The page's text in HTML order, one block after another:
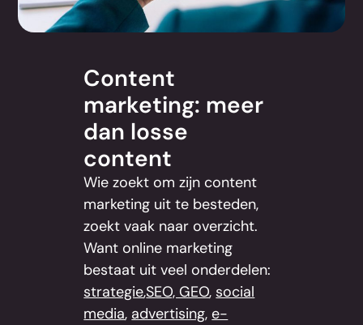
Content
marketing: meer
dan losse
content
Wie zoekt om zijn content
marketing uit te besteden,
zoekt vaak naar overzicht.
Want online marketing
bestaat uit veel onderdelen:
strategie,SEO, GEO, social
media, advertising, e-